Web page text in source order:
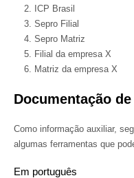
ICP Brasil
Sepro Filial
Sepro Matriz
Filial da empresa X
Matriz da empresa X
Documentação
Como informação auxiliar,
algumas ferramentas que
Em português